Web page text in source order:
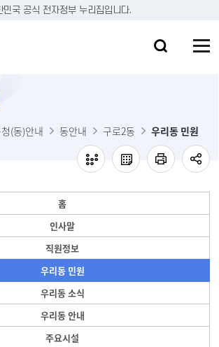
본문 바로가기
민국 공식 전자정부 누리집입니다.
(동)안내 동안내 구로2동 우리동 민원
홈
인사말
직원정보
우리동 민원
우리동 소식
우리동 안내
주요시설